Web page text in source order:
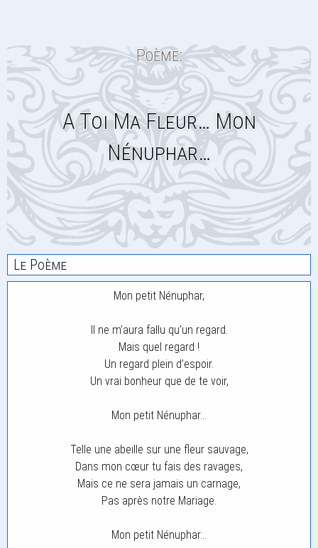
Poème:
A Toi Ma Fleur… Mon
Nénuphar…
Le Poème
Mon petit Nénuphar,
Il ne m’aura fallu qu’un regard.
Mais quel regard !
Un regard plein d’espoir.
Un vrai bonheur que de te voir,
Mon petit Nénuphar…
Telle une abeille sur une fleur sauvage,
Dans mon cœur tu fais des ravages,
Mais ce ne sera jamais un carnage,
Pas après notre Mariage.
Mon petit Nénuphar…